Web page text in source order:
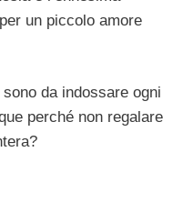
un piccolo amore
sono da indossare ogni
perché non regalare